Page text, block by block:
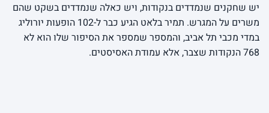
יש שחקנים שנמדדים בנקודות, ויש כאלה שנמדדים בשקט שהם
משרים על המגרש. תמיר בלאט הגיע כבר ל-102 הופעות יורוליג
במדי מכבי תל אביב, והמספר שמספר את הסיפור שלו הוא לא
768 הנקודות שצבר, אלא עמודת האסיסטים.